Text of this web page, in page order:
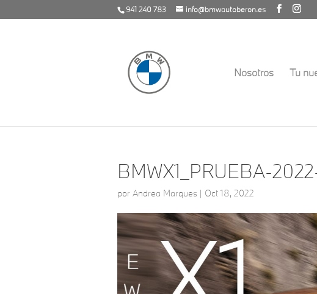
941 240 783 info@bmwautoberon.es
Nosotros Tu
BMWX1_PRUEBA-
por Andrea Marques | Oct 18, 2022